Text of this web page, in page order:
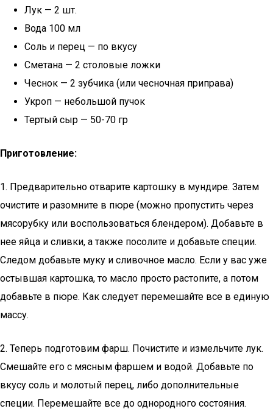
Лук — 2 шт.
Вода 100 мл
Соль и перец — по вкусу
Сметана — 2 столовые ложки
Чеснок — 2 зубчика (или чесночная приправа)
Укроп — небольшой пучок
Тертый сыр — 50-70 гр
Приготовление:
1. Предварительно отварите картошку в мундире. Затем
очистите и разомните в пюре (можно пропустить через
мясорубку или воспользоваться блендером). Добавьте в
нее яйца и сливки, а также посолите и добавьте специи.
Следом добавьте муку и сливочное масло. Если у вас уже
остывшая картошка, то масло просто растопите, а потом
добавьте в пюре. Как следует перемешайте все в единую
массу.
2. Теперь подготовим фарш. Почистите и измельчите лук.
Смешайте его с мясным фаршем и водой. Добавьте по
вкусу соль и молотый перец, либо дополнительные
специи. Перемешайте все до однородного состояния.